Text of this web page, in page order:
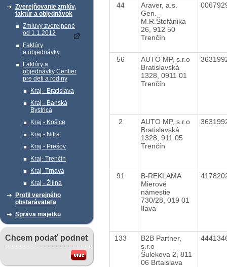
Zverejňovanie zmlúv,
faktúr a objednávok
Zmluvy zverejnené
od 1.1.2012
Faktúry
a objednávky
Faktúry a
objednávky Centier
pre deti a rodiny
Kraj - Bratislava
Kraj - Banská
Bystrica
Kraj - Košice
Kraj - Nitra
Kraj - Prešov
Kraj- Trenčín
Kraj- Trnava
Kraj - Žilina
Profil verejného
obstarávateľa
Správa majetku
Chcem podať podnet
44
Araver, a.s.
Gen.
M.R.Štefánika
26, 912 50
Trenčín
56
AUTO MP, s.r.o
Bratislavská
1328, 0911 01
Trenčín
2
AUTO MP, s.r.o
Bratislavská
1328, 911 05
Trenčín
91
B-REKLAMA
Mierové
námestie
730/28, 019 01
Ilava
133
B2B Partner,
s.r.o
Šulekova 2, 811
06 Brtaislava